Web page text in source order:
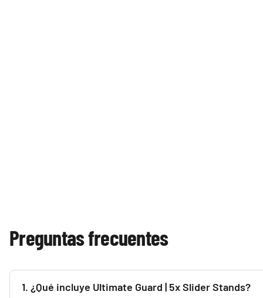
Preguntas frecuentes
1. ¿Qué incluye Ultimate Guard | 5x Slider Stands?